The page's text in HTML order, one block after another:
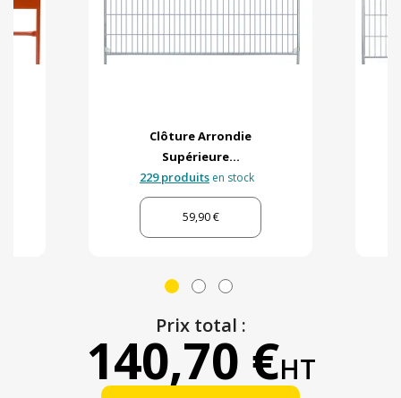
Clôture Arrondie
Supérieure...
229 produits en stock
59,90 €
Prix total :
140,70 €HT